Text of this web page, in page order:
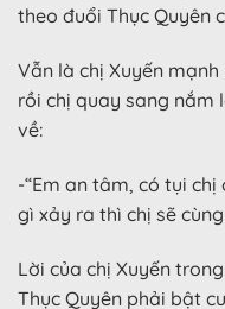
theo đuổi Thục Quyên
Vẫn là chị Xuyến
rồi chị quay sang nắm
về:
-“Em an tâm, có tụi
gì xảy ra thì chị sẽ
Lời của chị Xuyến
Thục Quyên phải bật